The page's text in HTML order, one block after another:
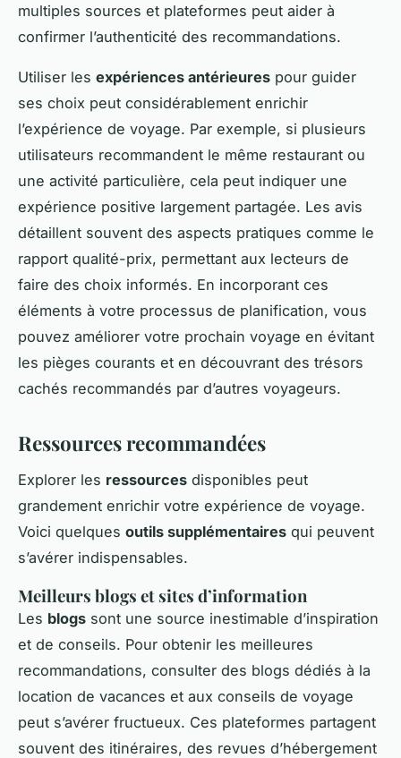
multiples sources et plateformes peut aider à
confirmer l’authenticité des recommandations.
Utiliser les expériences antérieures pour guider
ses choix peut considérablement enrichir
l’expérience de voyage. Par exemple, si plusieurs
utilisateurs recommandent le même restaurant ou
une activité particulière, cela peut indiquer une
expérience positive largement partagée. Les avis
détaillent souvent des aspects pratiques comme le
rapport qualité-prix, permettant aux lecteurs de
faire des choix informés. En incorporant ces
éléments à votre processus de planification, vous
pouvez améliorer votre prochain voyage en évitant
les pièges courants et en découvrant des trésors
cachés recommandés par d’autres voyageurs.
Ressources recommandées
Explorer les ressources disponibles peut
grandement enrichir votre expérience de voyage.
Voici quelques outils supplémentaires qui peuvent
s’avérer indispensables.
Meilleurs blogs et sites d’information
Les blogs sont une source inestimable d’inspiration
et de conseils. Pour obtenir les meilleures
recommandations, consulter des blogs dédiés à la
location de vacances et aux conseils de voyage
peut s’avérer fructueux. Ces plateformes partagent
souvent des itinéraires, des revues d’hébergement